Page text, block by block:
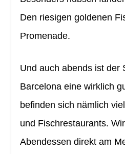
Den riesigen goldenen
Promenade.
Und auch abends ist der
Barcelona eine wirklich
befinden sich nämlich
und Fischrestaurants.
Abendessen direkt am